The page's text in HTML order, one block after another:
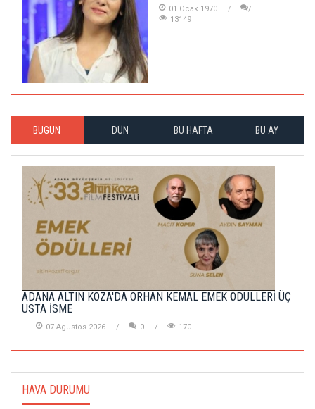
01 Ocak 1970
13149
BUGÜN DÜN BU HAFTA BU AY
ADANA ALTIN KOZA'DA ORHAN KEMAL EMEK ÖDÜLLERİ ÜÇ
USTA İSME
07 Agustos 2026 0 170
HAVA DURUMU